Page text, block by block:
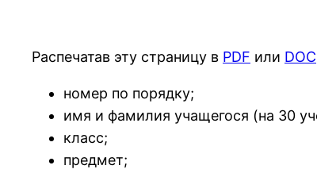
Распечатав эту страницу в PDF или DOC
номер по порядку;
имя и фамилия учащегося (на 30
класс;
предмет;